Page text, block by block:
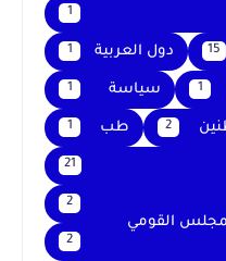
1
15 دول العربية 1
1 سياسة 1
2 طب 1
21
2
القومي
2